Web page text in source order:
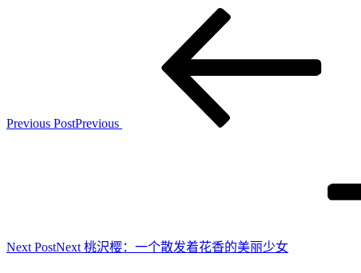
Previous PostPrevious
Next PostNext 桃沢樱：一个散发着花香的美丽少女